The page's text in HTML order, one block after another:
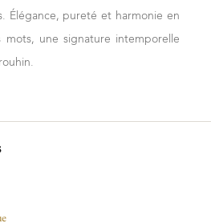
Élégance, pureté et harmonie en
mots, une signature intemporelle
de 500 litres ont permis d’obtenir
des vins gourmands, amples,
raisins en rouge pour pratiquer
(de 20 à 24 jours) ont enrichi
qu’une sélection méticuleuse